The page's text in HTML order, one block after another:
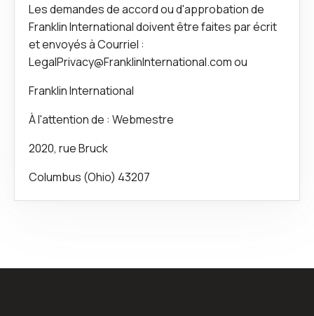
Les demandes de accord ou d'approbation de
Franklin International doivent être faites par écrit
et envoyés àCourriel :
LegalPrivacy@FranklinInternational.comou
Franklin International
À l'attention de : Webmestre
2020, rue Bruck
Columbus (Ohio) 43207